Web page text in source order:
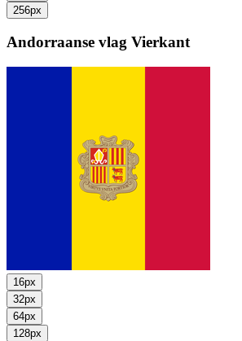
256px
Andorraanse vlag Vierkant
16px
32px
64px
128px